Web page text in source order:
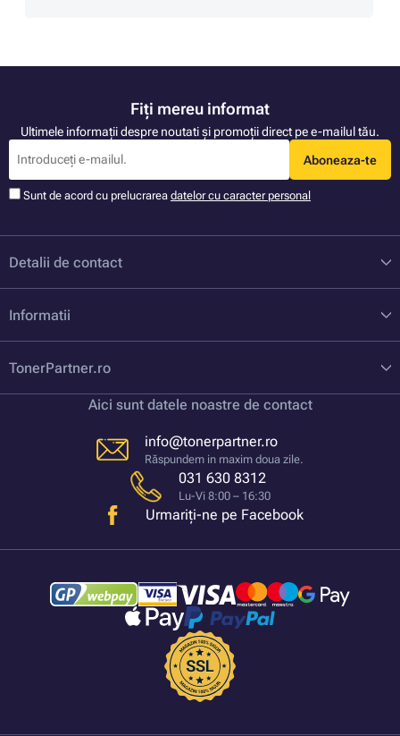
Fiți mereu informat
Ultimele informații despre noutati și promoții direct pe e-mailul tău.
Aboneaza-te
Sunt de acord cu prelucrarea datelor cu caracter personal
Detalii de contact
Informatii
TonerPartner.ro
Aici sunt datele noastre de contact
info@tonerpartner.ro
Răspundem in maxim doua zile.
031 630 8312
Lu-Vi 8:00 – 16:30
Urmariți-ne pe Facebook